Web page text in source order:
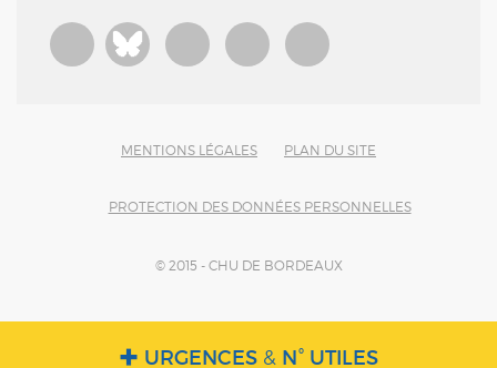
URGENCES & N° UTILES
Bluesky
MENTIONS LÉGALES PLAN DU SITE
PROTECTION DES DONNÉES PERSONNELLES
© 2015 - CHU DE BORDEAUX